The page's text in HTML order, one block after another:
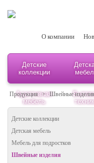
О компании
Детские
коллекции
Адаптивная
мебель
Продукция > Швейные
Детские коллекции
Детская мебель
Мебель для подростков
Швейные изделия